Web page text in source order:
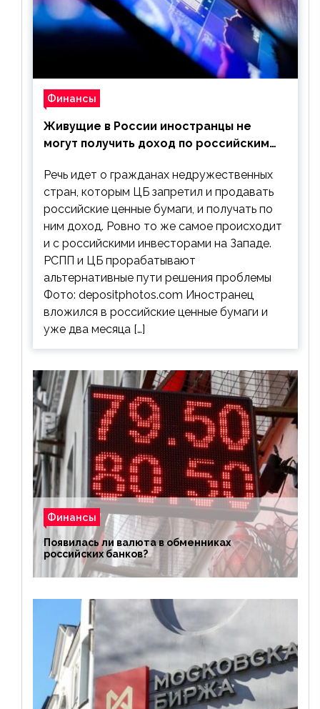
Финансы
Живущие в России иностранцы не
могут получить доход по российским
Речь идет о гражданах недружественных
стран, которым ЦБ запретил и продавать
российские ценные бумаги, и получать по
ним доход. Ровно то же самое происходит
и с российскими инвесторами на Западе.
РСПП и ЦБ прорабатывают
альтернативные пути решения проблемы
Фото: depositphotos.com Иностранец
вложился в российские ценные бумаги и
уже два месяца […]
Финансы
Появилась ли валюта в обменниках
российских банков?